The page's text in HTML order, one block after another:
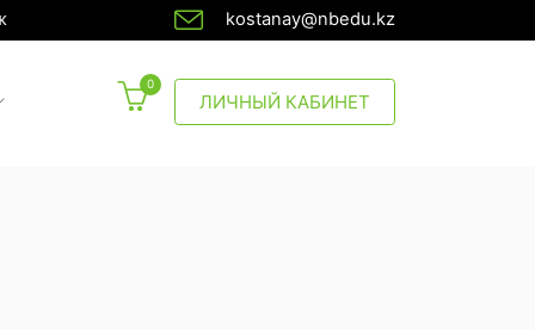
kostanay@nbedu.kz
0
ЛИЧНЫЙ КАБИНЕТ